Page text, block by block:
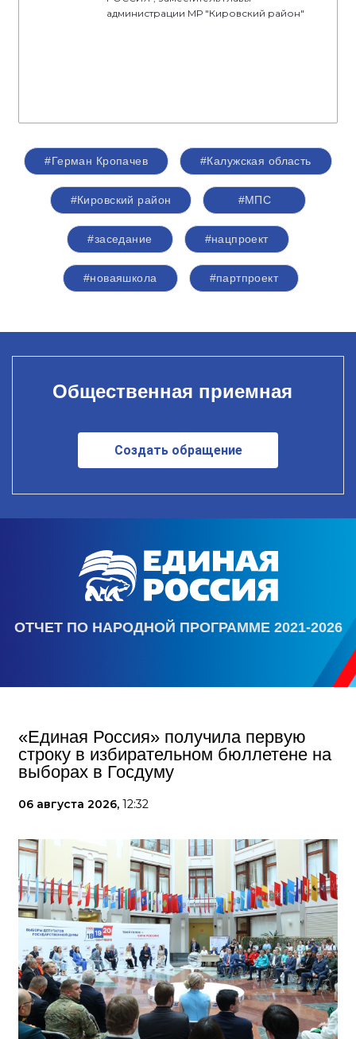
администрации МР "Кировский район"
#Герман Кропачев #Калужская область
#Кировский район #МПС
#заседание #нацпроект
#новаяшкола #партпроект
Общественная приемная
Создать обращение
ОТЧЕТ ПО НАРОДНОЙ ПРОГРАММЕ 2021-2026
«Единая Россия» получила первую
строку в избирательном бюллетене на
выборах в Госдуму
06 августа 2026, 12:32